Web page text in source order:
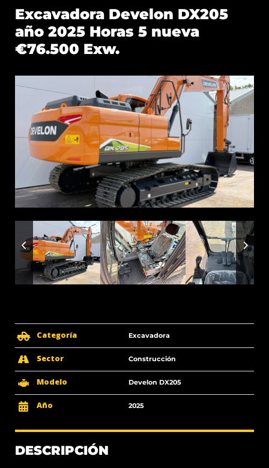
Excavadora Develon DX205
año 2025 Horas 5 nueva
€76.500 Exw.
Categoría Excavadora
Sector Construcción
Modelo Develon DX205
Año 2025
DESCRIPCIÓN